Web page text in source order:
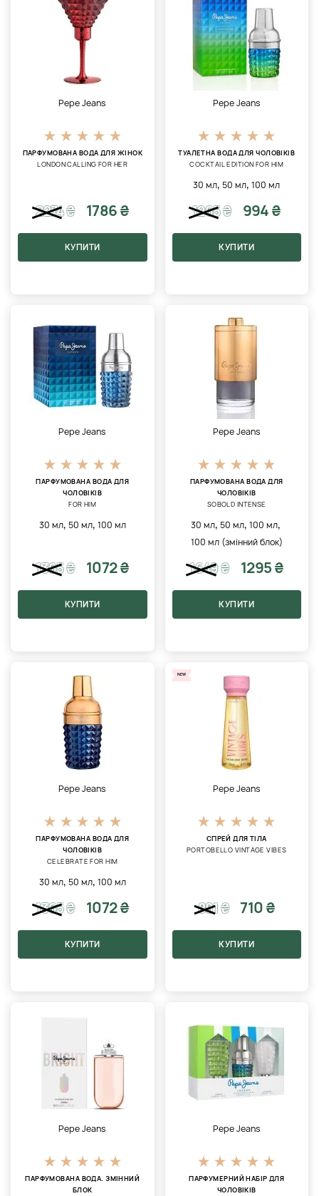
Pepe Jeans
ПАРФУМОВАНА ВОДА ДЛЯ ЖІНОК
LONDON CALLING FOR HER
2274₴ 1786 ₴
КУПИТИ
Pepe Jeans
ТУАЛЕТНА ВОДА ДЛЯ ЧОЛОВІКІВ
COCKTAIL EDITION FOR HIM
30 мл, 50 мл,100 мл
1265₴ 994 ₴
КУПИТИ
Pepe Jeans
ПАРФУМОВАНА ВОДА ДЛЯ
ЧОЛОВІКІВ
FOR HIM
30 мл, 50 мл, 100 мл
1365₴ 1072 ₴
КУПИТИ
Pepe Jeans
ПАРФУМОВАНА ВОДА ДЛЯ
ЧОЛОВІКІВ
SOBOLD INTENSE
30 мл, 50 мл, 100 мл,
100 мл (змінний блок)
1649₴ 1295 ₴
КУПИТИ
Pepe Jeans
ПАРФУМОВАНА ВОДА ДЛЯ
ЧОЛОВІКІВ
CELEBRATE FOR HIM
30 мл, 50 мл, 100 мл
1365₴ 1072 ₴
КУПИТИ
NEW
Pepe Jeans
СПРЕЙ ДЛЯ ТІЛА
PORTOBELLO VINTAGE VIBES
881₴ 710 ₴
КУПИТИ
Pepe Jeans
ПАРФУМОВАНА ВОДА. ЗМІННИЙ
БЛОК
Pepe Jeans
ПАРФУМЕРНИЙ НАБІР ДЛЯ
ЧОЛОВІКІВ